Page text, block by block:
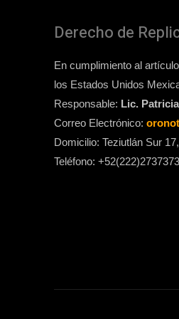
Derecho de
En cumplimiento al
los Estados Unidos
Responsable: Lic.
Correo Electrónico:
Domicilio: Teziutlán Sur
Teléfono: +52(222)2737373